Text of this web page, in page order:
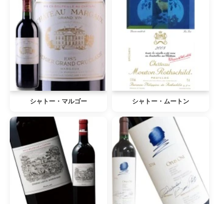
シャトー・マルゴー シャトー・ムートン